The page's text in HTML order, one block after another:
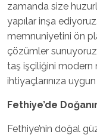
zamanda size
yapılar inşa
memnuniyetini ön
çözümler
taş işçiliğini
ihtiyaçlarınıza
Fethiye’de
Fethiye’nin doğal